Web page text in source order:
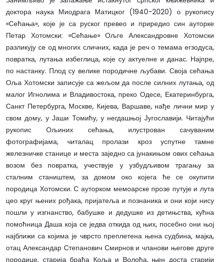
доктора наука Миодрага Матицког (1940-2020) о рукопису
«Сећања», које је са руског превео и приредио син ауторке
Петар Хотомски: «Сећање» Ољге Александровне Хотомски
разликују се од многих сличних, када је реч о темама егзодуса,
повратка, лутања избеглица, које су актуелне и данас. Најпре,
по настанку. Плод су велике породичне љубави. Своја сећања
Оља Хотомски записује са жељом да после силних лутања, од
малог Игнолима и Владивостока, преко Одесе, Екатеринбурга,
Санкт Петербурга, Москве, Кијева, Варшаве, нађе лични мир у
свом дому, у Јаши Томићу, у негдашњој Југославији. Читајући
рукопис Ољиних сећања, илустрован сачуваним
фотографијама, читалац пролази кроз успутне тамне
железничке станице и места заједно са јунакињом ових сећања
возом без повратка, учествује у узбудљивом трагању за
сталним стаништем, за домом око којега ће се окупити
породица Хотомски. С ауторком мемоарске прозе путује и лута
цео круг њених рођака, пријатеља и познаника и они који нису
пошли у изгнанство, бабушке и дедушке из детињства, кућна
помоћница Даша која се једва откида од њих, посебно они њој
најближи са којима је чврсто преплетена њена судбина, мајка,
отац Александар Степанович Смирнов и чланови његове друге
породице, старија браћа Коља и Волођа, њен доста старији